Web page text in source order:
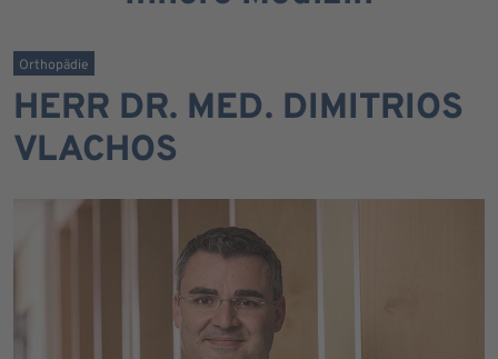
Orthopädie
HERR DR. MED. DIMITRIOS
VLACHOS